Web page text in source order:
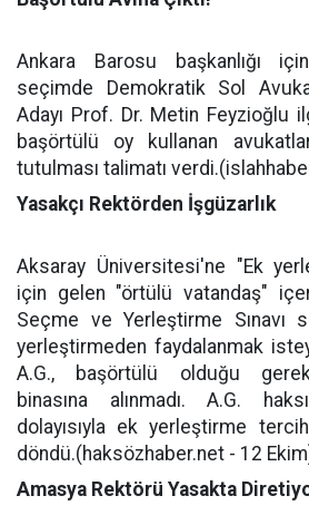
Ankara Barosu başkanlığı
seçimde Demokratik Sol
Adayı Prof. Dr. Metin Feyzioğlu
başörtülü oy kullanan
tutulması talimatı
Yasakçı Rektörden İşgüzarlık
Aksaray Üniversitesi'ne "Ek
için gelen "örtülü vatandaş"
Seçme ve Yerleştirme Sınavı
yerleştirmeden faydalanmak
A.G., başörtülü olduğu
binasına alınmadı. A.G.
dolayısıyla ek yerleştirme
döndü.(haksözhaber.net - 12
Amasya Rektörü Yasakta